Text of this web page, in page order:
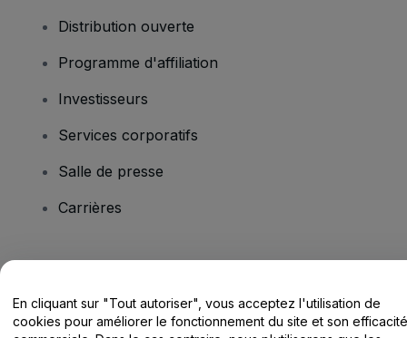
Distribution ouverte
Programme d'affiliation
Investisseurs
Services corporatifs
Salle de presse
Carrières
Centre d'assistance / Nous contacter
En cliquant sur "Tout autoriser", vous acceptez l'utilisation de
cookies pour améliorer le fonctionnement du site et son efficacité